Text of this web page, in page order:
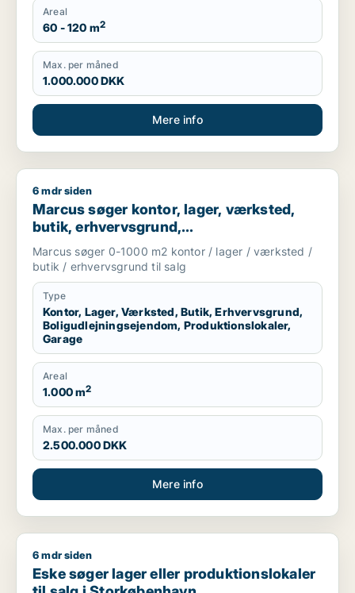
Areal
60 - 120 m2
Max. per måned
1.000.000 DKK
Mere info
Marcus søger kontor, lager, værksted, butik,
6 mdr siden
Marcus søger kontor, lager, værksted,
butik, erhvervsgrund,
boligudlejningsejendom,
produktionslokaler eller garage til salg i
Storkøbenhavn
Marcus søger 0-1000 m2 kontor / lager / værksted /
butik / erhvervsgrund til salg
Type
Kontor, Lager, Værksted, Butik, Erhvervsgrund,
Boligudlejningsejendom, Produktionslokaler,
Garage
Areal
1.000 m2
Max. per måned
2.500.000 DKK
Mere info
Eske søger lager eller produktionslokaler til salg i
6 mdr siden
Eske søger lager eller produktionslokaler